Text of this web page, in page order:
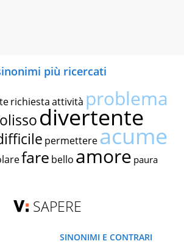
più ricercati
richiestaattività problema
divertente
permettereacume
fare bello amore paura
SAPERE
SINONIMI E CONTRARI